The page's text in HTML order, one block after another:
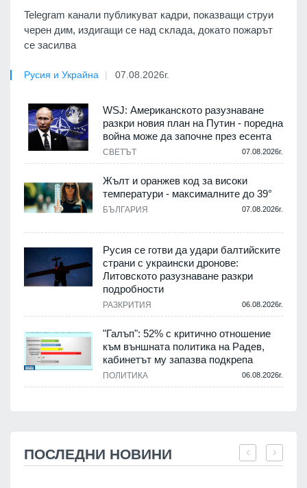
Telegram канали публикуват кадри, показващи струи
черен дим, издигащи се над склада, докато пожарът
се засилва
Русия и Украйна 07.08.2026г.
WSJ: Американското разузнаване
разкри новия план на Путин - поредна
война може да започне през есента
СВЕТЪТ 07.08.2026г.
Жълт и оранжев код за високи
температури - максималните до 39°
БЪЛГАРИЯ 07.08.2026г.
Русия се готви да удари балтийските
страни с украински дронове:
Литовското разузнаване разкри
подробности
РАЗКРИТИЯ 06.08.2026г.
"Галъп": 52% с критично отношение
към външната политика на Радев,
кабинетът му запазва подкрепа
ПОЛИТИКА 06.08.2026г.
ПОСЛЕДНИ НОВИНИ